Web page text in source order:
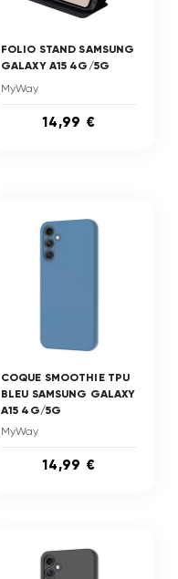
FOLIO STAND SAMSUNG
GALAXY A15 4G/5G
MyWay
14,99 €
COQUE SMOOTHIE TPU
BLEU SAMSUNG GALAXY
A15 4G/5G
MyWay
14,99 €